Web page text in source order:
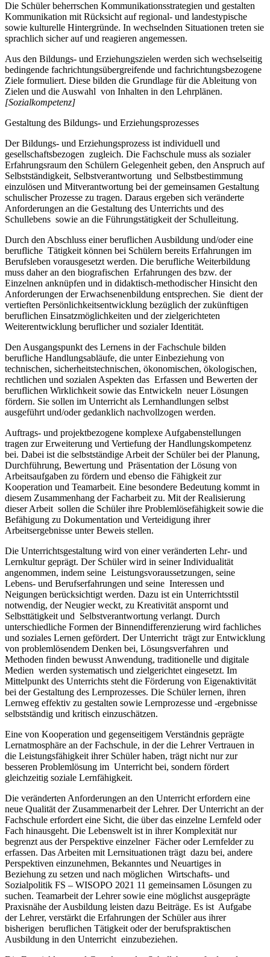
Die Schüler beherrschen Kommunikationsstrategien und gestalten
Kommunikation mit Rücksicht auf regional- und landestypische
sowie kulturelle Hintergründe. In wechselnden Situationen treten sie
sprachlich sicher auf und reagieren angemessen.
Aus den Bildungs- und Erziehungszielen werden sich wechselseitig
bedingende fachrichtungsübergreifende und fachrichtungsbezogene
Ziele formuliert. Diese bilden die Grundlage für die Ableitung von
Zielen und die Auswahl von Inhalten in den Lehrplänen.
[Sozialkompetenz]
Gestaltung des Bildungs- und Erziehungsprozesses
Der Bildungs- und Erziehungsprozess ist individuell und
gesellschaftsbezogen zugleich. Die Fachschule muss als sozialer
Erfahrungsraum den Schülern Gelegenheit geben, den Anspruch auf
Selbstständigkeit, Selbstverantwortung und Selbstbestimmung
einzulösen und Mitverantwortung bei der gemeinsamen Gestaltung
schulischer Prozesse zu tragen. Daraus ergeben sich veränderte
Anforderungen an die Gestaltung des Unterrichts und des
Schullebens sowie an die Führungstätigkeit der Schulleitung.
Durch den Abschluss einer beruflichen Ausbildung und/oder eine
berufliche Tätigkeit können bei Schülern bereits Erfahrungen im
Berufsleben vorausgesetzt werden. Die berufliche Weiterbildung
muss daher an den biografischen Erfahrungen des bzw. der
Einzelnen anknüpfen und in didaktisch-methodischer Hinsicht den
Anforderungen der Erwachsenenbildung entsprechen. Sie dient der
vertieften Persönlichkeitsentwicklung bezüglich der zukünftigen
beruflichen Einsatzmöglichkeiten und der zielgerichteten
Weiterentwicklung beruflicher und sozialer Identität.
Den Ausgangspunkt des Lernens in der Fachschule bilden
berufliche Handlungsabläufe, die unter Einbeziehung von
technischen, sicherheitstechnischen, ökonomischen, ökologischen,
rechtlichen und sozialen Aspekten das Erfassen und Bewerten der
beruflichen Wirklichkeit sowie das Entwickeln neuer Lösungen
fördern. Sie sollen im Unterricht als Lernhandlungen selbst
ausgeführt und/oder gedanklich nachvollzogen werden.
Auftrags- und projektbezogene komplexe Aufgabenstellungen
tragen zur Erweiterung und Vertiefung der Handlungskompetenz
bei. Dabei ist die selbstständige Arbeit der Schüler bei der Planung,
Durchführung, Bewertung und Präsentation der Lösung von
Arbeitsaufgaben zu fördern und ebenso die Fähigkeit zur
Kooperation und Teamarbeit. Eine besondere Bedeutung kommt in
diesem Zusammenhang der Facharbeit zu. Mit der Realisierung
dieser Arbeit sollen die Schüler ihre Problemlösefähigkeit sowie die
Befähigung zu Dokumentation und Verteidigung ihrer
Arbeitsergebnisse unter Beweis stellen.
Die Unterrichtsgestaltung wird von einer veränderten Lehr- und
Lernkultur geprägt. Der Schüler wird in seiner Individualität
angenommen, indem seine Leistungsvoraussetzungen, seine
Lebens- und Berufserfahrungen und seine Interessen und
Neigungen berücksichtigt werden. Dazu ist ein Unterrichtsstil
notwendig, der Neugier weckt, zu Kreativität anspornt und
Selbsttätigkeit und Selbstverantwortung verlangt. Durch
unterschiedliche Formen der Binnendifferenzierung wird fachliches
und soziales Lernen gefördert. Der Unterricht trägt zur Entwicklung
von problemlösendem Denken bei, Lösungsverfahren und
Methoden finden bewusst Anwendung, traditionelle und digitale
Medien werden systematisch und zielgerichtet eingesetzt. Im
Mittelpunkt des Unterrichts steht die Förderung von Eigenaktivität
bei der Gestaltung des Lernprozesses. Die Schüler lernen, ihren
Lernweg effektiv zu gestalten sowie Lernprozesse und -ergebnisse
selbstständig und kritisch einzuschätzen.
Eine von Kooperation und gegenseitigem Verständnis geprägte
Lernatmosphäre an der Fachschule, in der die Lehrer Vertrauen in
die Leistungsfähigkeit ihrer Schüler haben, trägt nicht nur zur
besseren Problemlösung im Unterricht bei, sondern fördert
gleichzeitig soziale Lernfähigkeit.
Die veränderten Anforderungen an den Unterricht erfordern eine
neue Qualität der Zusammenarbeit der Lehrer. Der Unterricht an der
Fachschule erfordert eine Sicht, die über das einzelne Lernfeld oder
Fach hinausgeht. Die Lebenswelt ist in ihrer Komplexität nur
begrenzt aus der Perspektive einzelner Fächer oder Lernfelder zu
erfassen. Das Arbeiten mit Lernsituationen trägt dazu bei, andere
Perspektiven einzunehmen, Bekanntes und Neuartiges in
Beziehung zu setzen und nach möglichen Wirtschafts- und
Sozialpolitik FS – WISOPO 2021 11 gemeinsamen Lösungen zu
suchen. Teamarbeit der Lehrer sowie eine möglichst ausgeprägte
Praxisnähe der Ausbildung leisten dazu Beiträge. Es ist Aufgabe
der Lehrer, verstärkt die Erfahrungen der Schüler aus ihrer
bisherigen beruflichen Tätigkeit oder der berufspraktischen
Ausbildung in den Unterricht einzubeziehen.